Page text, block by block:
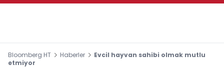
Bloomberg HT Haberler
Evcil hayvan sahibi olmak mutlu
etmiyor